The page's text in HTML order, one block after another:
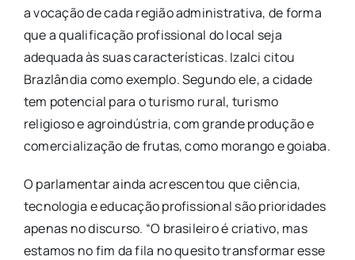
a vocação de cada região administrativa, de forma
que a qualificação profissional do local seja
adequada às suas características. Izalci citou
Brazlândia como exemplo. Segundo ele, a cidade
tem potencial para o turismo rural, turismo
religioso e agroindústria, com grande produção e
comercialização de frutas, como morango e goiaba.
O parlamentar ainda acrescentou que ciência,
tecnologia e educação profissional são prioridades
apenas no discurso. “O brasileiro é criativo, mas
estamos no fim da fila no quesito transformar esse